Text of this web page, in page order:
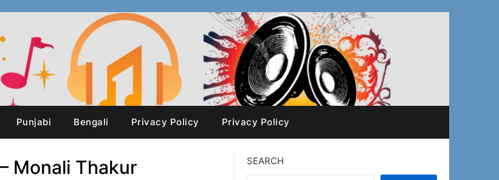
Punjabi Bengali Privacy Policy Privacy Policy
Monali Thakur SEARCH